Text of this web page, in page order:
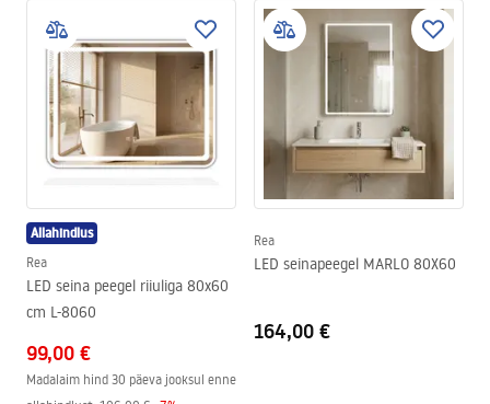
Allahindlus
Rea
LED seina peegel riiuliga 80x60
cm L-8060
99,00 €
Madalaim hind 30 päeva jooksul enne
Rea
LED seinapeegel MARLO 80X60
164,00 €